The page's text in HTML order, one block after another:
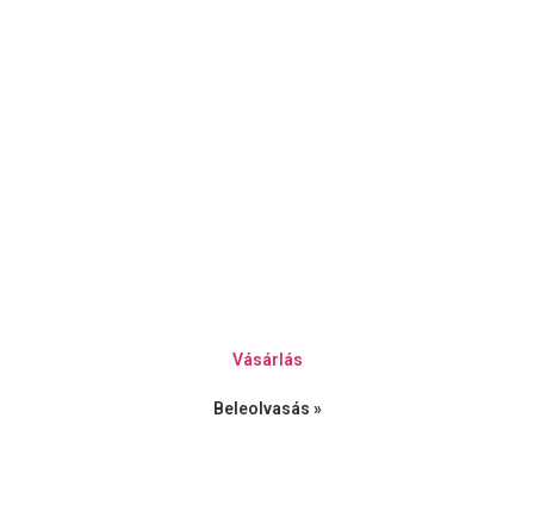
Vásárlás
Beleolvasás »